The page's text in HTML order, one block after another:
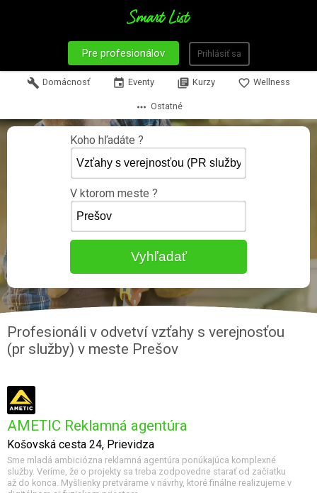
Pre profesionálov Prihlásiť sa
build Domácnosť event Eventy library_books Kurzy favorite_border Wellness
more_horiz Ostatné
Koho hľadáte ?
V ktorom meste ?
Profesionáli v odvetví vzťahy s verejnosťou
(pr služby) v meste Prešov
AMETIC Reklamná agentúra
Košovská cesta 24, Prievidza
Sme mladá ambiciózna reklamná agentúra ponúkajúca komplexné
služby. Veríme, že o projekty sa treba zodpovedne starať od začiatku
až do konca. Myšlienky pretvárame v návrhy, ktoré finálne realizujeme v